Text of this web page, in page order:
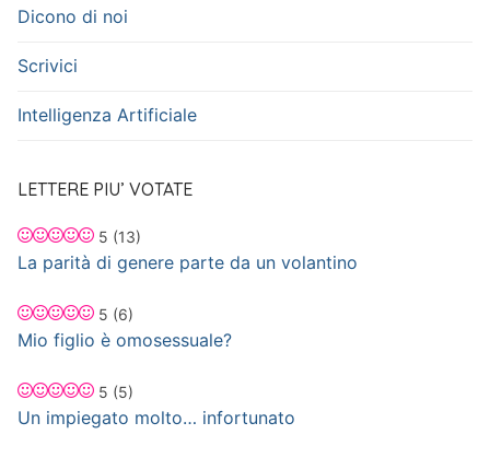
Dicono di noi
Scrivici
Intelligenza Artificiale
LETTERE PIU’ VOTATE
5 (13)
La parità di genere parte da un volantino
5 (6)
Mio figlio è omosessuale?
5 (5)
Un impiegato molto… infortunato